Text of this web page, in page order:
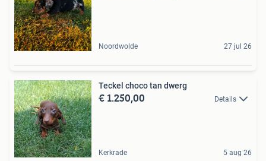
Noordwolde 27 jul 26
Teckel choco tan dwerg
€ 1.250,00 Details
Kerkrade 5 aug 26